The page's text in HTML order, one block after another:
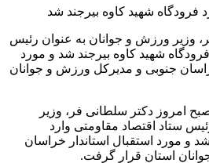
وزیر ورزش و جوانان به عنوان رئیس
شهید کاوه بیرجند شد و مورد
جنوبی و مدیرکل ورزش و جوانان
امروز‌‌ دکتر سلطانی فر‌، وزیر
ستاد اقتصاد مقاومتی وارد
و مورد استقبال استاندار خراسان
استان قرار گرفت.